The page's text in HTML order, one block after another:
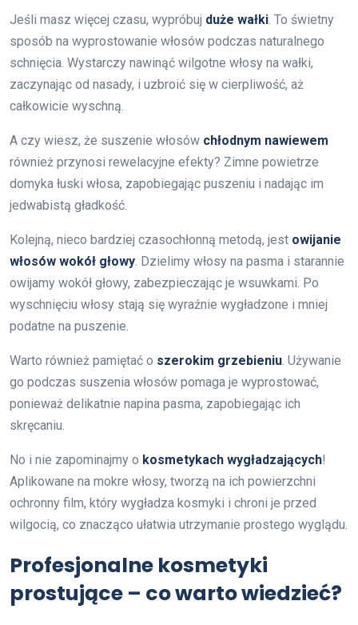
Jeśli masz więcej czasu, wypróbuj duże wałki. To świetny
sposób na wyprostowanie włosów podczas naturalnego
schnięcia. Wystarczy nawinąć wilgotne włosy na wałki,
zaczynając od nasady, i uzbroić się w cierpliwość, aż
całkowicie wyschną.
A czy wiesz, że suszenie włosów chłodnym nawiewem
również przynosi rewelacyjne efekty? Zimne powietrze
domyka łuski włosa, zapobiegając puszeniu i nadając im
jedwabistą gładkość.
Kolejną, nieco bardziej czasochłonną metodą, jest owijanie
włosów wokół głowy. Dzielimy włosy na pasma i starannie
owijamy wokół głowy, zabezpieczając je wsuwkami. Po
wyschnięciu włosy stają się wyraźnie wygładzone i mniej
podatne na puszenie.
Warto również pamiętać o szerokim grzebieniu. Używanie
go podczas suszenia włosów pomaga je wyprostować,
ponieważ delikatnie napina pasma, zapobiegając ich
skręcaniu.
No i nie zapominajmy o kosmetykach wygładzających!
Aplikowane na mokre włosy, tworzą na ich powierzchni
ochronny film, który wygładza kosmyki i chroni je przed
wilgocią, co znacząco ułatwia utrzymanie prostego wyglądu.
Profesjonalne kosmetyki
prostujące – co warto wiedzieć?